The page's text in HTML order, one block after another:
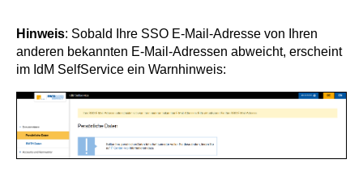
Hinweis: Sobald Ihre SSO E-Mail-Adresse von Ihren
anderen bekannten E-Mail-Adressen abweicht, erscheint
im IdM SelfService ein Warnhinweis: